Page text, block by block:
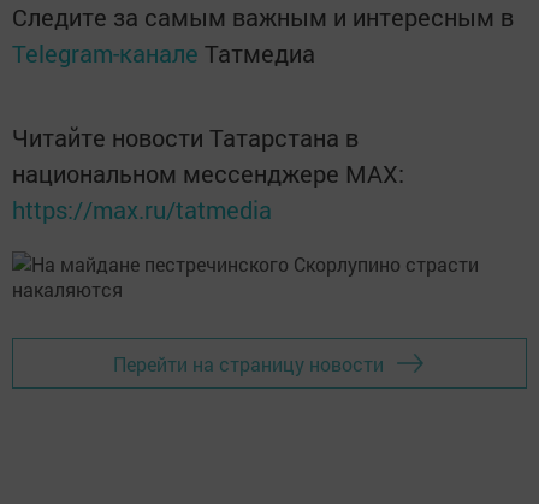
Следите за самым важным и интересным в
Telegram-канале Татмедиа
Читайте новости Татарстана в
национальном мессенджере MАХ:
https://max.ru/tatmedia
Перейти на страницу новости